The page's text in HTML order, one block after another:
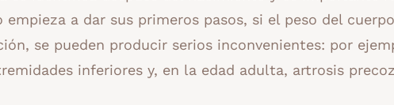
a dar sus primeros pasos, si el peso del
se pueden producir serios inconvenientes: por
inferiores y, en la edad adulta, artrosis